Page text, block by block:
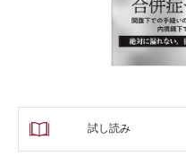
試し読み